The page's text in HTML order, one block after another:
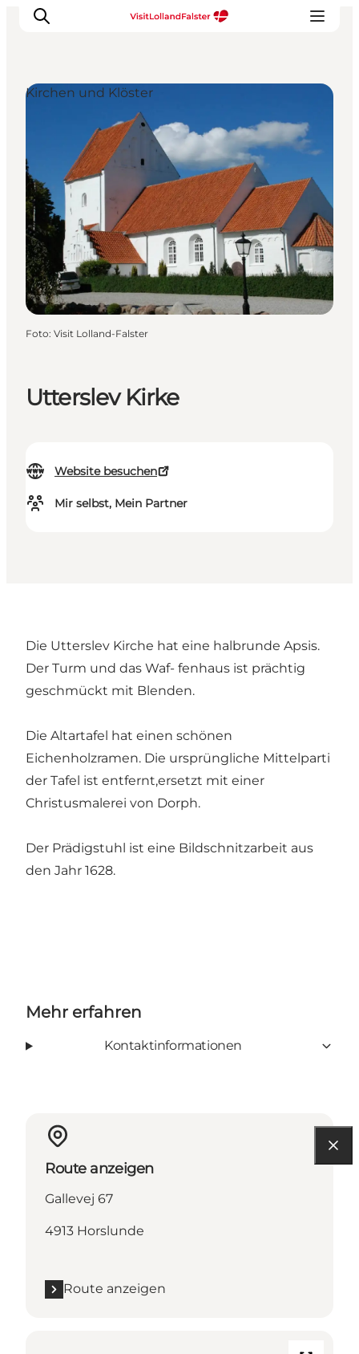
Natur und Outdoor
Familienurlaub
Kultur
Gastronomie
Urlaubsplaner
Utterslev Kirke
Website besuchen
Mir selbst, Mein Partner
Kirchen und Klöster
Foto: Visit Lolland-Falster
Die Utterslev Kirche hat eine halbrunde Apsis.
Der Turm und das Waf- fenhaus ist prächtig
geschmückt mit Blenden.
Die Altartafel hat einen schönen
Eichenholzramen. Die ursprüngliche Mittelparti
der Tafel ist entfernt,ersetzt mit einer
Christusmalerei von Dorph.
Der Prädigstuhl ist eine Bildschnitzarbeit aus
den Jahr 1628.
Mehr erfahren
Kontaktinformationen
Route anzeigen
Gallevej 67
4913 Horslunde
Route anzeigen